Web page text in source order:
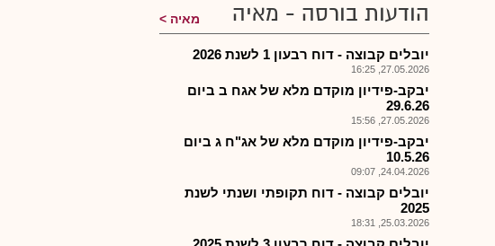
הודעות בורסה - מאיה מאיה
יובלים קבוצה - דוח רבעון 1 לשנת 2026
27.05.2026, 16:25
יבקב-פידיון מוקדם מלא של אגח ב ביום
29.6.26
27.05.2026, 15:56
יבקב-פידיון מוקדם מלא של אג"ח ג ביום
10.5.26
24.04.2026, 09:07
יובלים קבוצה - דוח תקופתי ושנתי לשנת
2025
25.03.2026, 18:31